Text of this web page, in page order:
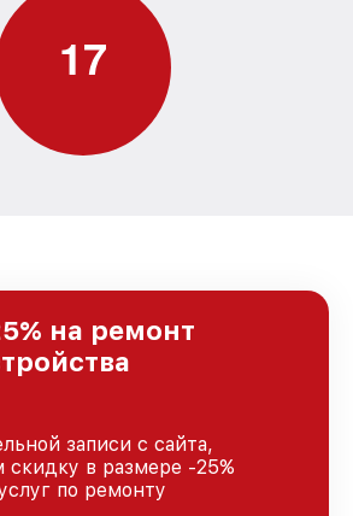
17
на ремонт
записи с сайта,
скидку в размере -25%
по ремонту